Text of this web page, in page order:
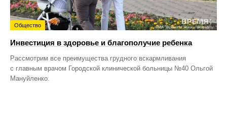
Общество
Инвестиция в здоровье и благополучие ребенка
Рассмотрим все преимущества грудного вскармливания
с главным врачом Городской клинической больницы №40 Ольгой
Мануйленко.